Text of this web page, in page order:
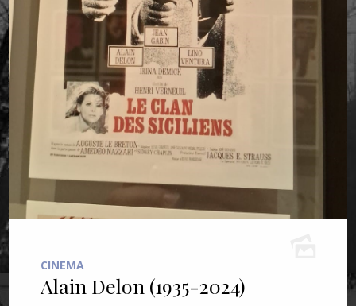
CINEMA
Alain Delon (1935-2024)